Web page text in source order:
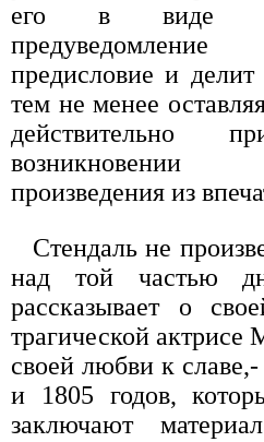
его в виде
предисловие и
тем не менее
действительно
возникновении
произведения из
Стендаль не
над той частью
рассказывает о
трагической актрисе
своей любви к
и 1805 годов,
заключают